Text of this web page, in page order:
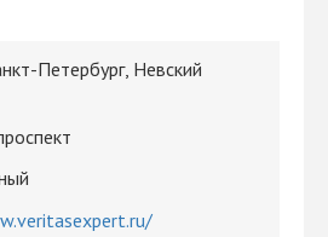
Петербург, Невский